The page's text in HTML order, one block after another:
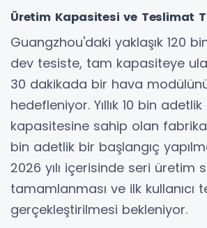
Üretim Kapasitesi ve Teslimat
Guangzhou'daki yaklaşık 120
dev tesiste, tam kapasiteye
30 dakikada bir hava
hedefleniyor. Yıllık 10 bin
kapasitesine sahip olan
bin adetlik bir başlangıç
2026 yılı içerisinde seri üretim
tamamlanması ve ilk kullanıcı
gerçekleştirilmesi bekleniyor.